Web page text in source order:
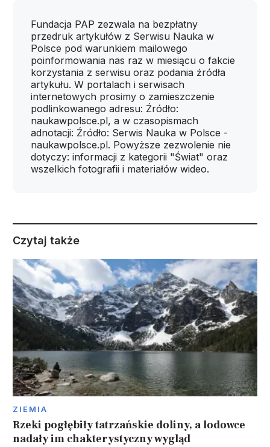
Fundacja PAP zezwala na bezpłatny
przedruk artykułów z Serwisu Nauka w
Polsce pod warunkiem mailowego
poinformowania nas raz w miesiącu o fakcie
korzystania z serwisu oraz podania źródła
artykułu. W portalach i serwisach
internetowych prosimy o zamieszczenie
podlinkowanego adresu: Źródło:
naukawpolsce.pl, a w czasopismach
adnotacji: Źródło: Serwis Nauka w Polsce -
naukawpolsce.pl. Powyższe zezwolenie nie
dotyczy: informacji z kategorii "Świat" oraz
wszelkich fotografii i materiałów wideo.
Czytaj także
ZIEMIA
Rzeki pogłębiły tatrzańskie doliny, a lodowce
nadały im chakterystyczny wygląd